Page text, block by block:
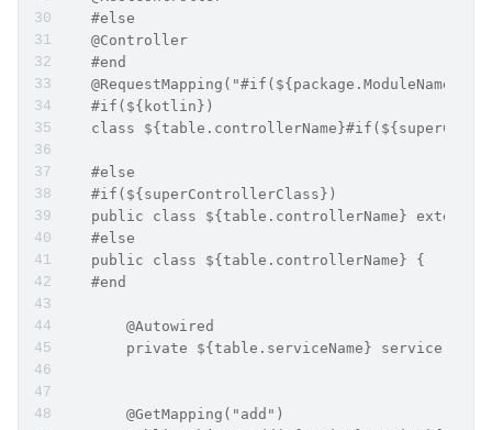
   #else
   @Controller
   #end
@RequestMapping("#if(${package.ModuleName})/
   #if(${kotlin})
class
   #else
   #if(${superControllerClass})
public class ${table.controllerName} extends
   #else
   public class ${table.controllerName} {
   #end
       @Autowired
       private ${table.serviceName} service;
       @GetMapping("add")